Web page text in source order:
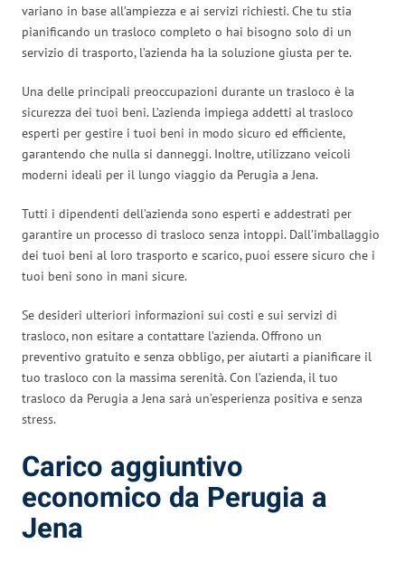
variano in base all’ampiezza e ai servizi richiesti. Che tu stia
pianificando un trasloco completo o hai bisogno solo di un
servizio di trasporto, l’azienda ha la soluzione giusta per te.
Una delle principali preoccupazioni durante un trasloco è la
sicurezza dei tuoi beni. L’azienda impiega addetti al trasloco
esperti per gestire i tuoi beni in modo sicuro ed efficiente,
garantendo che nulla si danneggi. Inoltre, utilizzano veicoli
moderni ideali per il lungo viaggio da Perugia a Jena.
Tutti i dipendenti dell’azienda sono esperti e addestrati per
garantire un processo di trasloco senza intoppi. Dall’imballaggio
dei tuoi beni al loro trasporto e scarico, puoi essere sicuro che i
tuoi beni sono in mani sicure.
Se desideri ulteriori informazioni sui costi e sui servizi di
trasloco, non esitare a contattare l’azienda. Offrono un
preventivo gratuito e senza obbligo, per aiutarti a pianificare il
tuo trasloco con la massima serenità. Con l’azienda, il tuo
trasloco da Perugia a Jena sarà un’esperienza positiva e senza
stress.
Carico aggiuntivo
economico da Perugia a
Jena